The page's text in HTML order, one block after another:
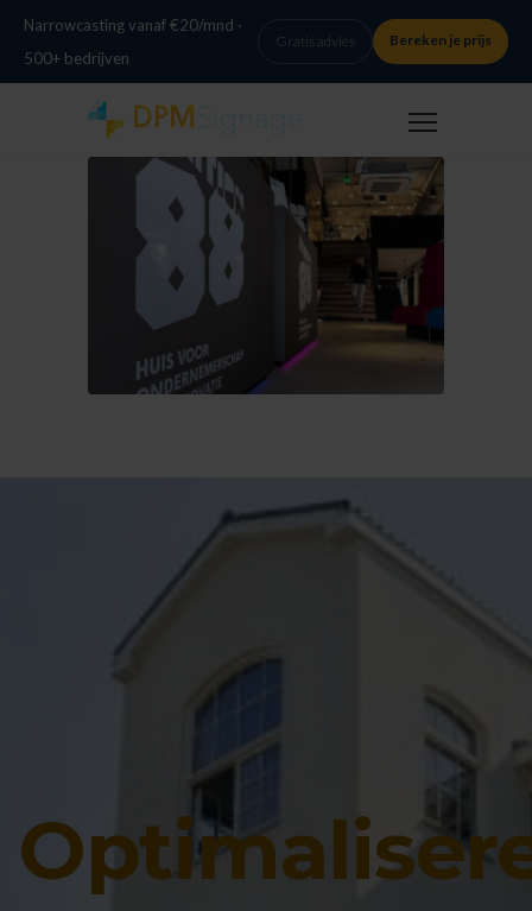
Narrowcasting vanaf €20/mnd ·
500+ bedrijven
Gratis advies Bereken je prijs